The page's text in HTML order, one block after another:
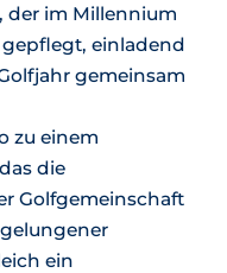
der im Millennium
einladend
gemeinsam
zu einem
die
Golfgemeinschaft
ein